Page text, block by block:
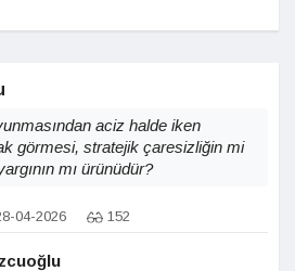
aciz halde iken
görmesi, stratejik çaresizliğin mi
mı ürünüdür?
04-2026 152